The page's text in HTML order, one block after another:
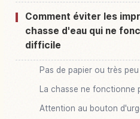
Comment éviter les
chasse d'eau qui ne
difficile
Pas de papier ou très peu
La chasse ne fonctionne
Attention au bouton